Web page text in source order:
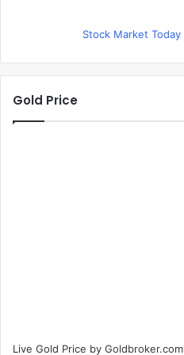
Stock Market Today
Gold Price
Live Gold Price by Goldbroker.com